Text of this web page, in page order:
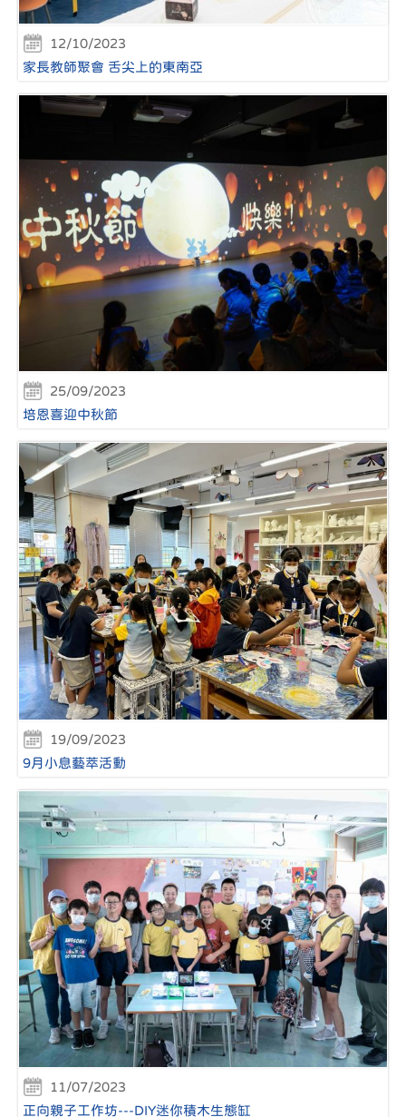
12/10/2023
家長教師聚會 舌尖上的東南亞
25/09/2023
培恩喜迎中秋節
19/09/2023
9月小息藝萃活動
11/07/2023
正向親子工作坊---DIY迷你積木生態缸